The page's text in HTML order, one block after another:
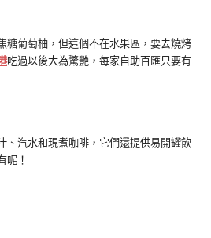
糖葡萄柚，但這個不在水果區，要去燒烤
吃過以後大為驚艷，每家自助百匯只要有
、汽水和現煮咖啡，它們還提供易開罐飲
呢！